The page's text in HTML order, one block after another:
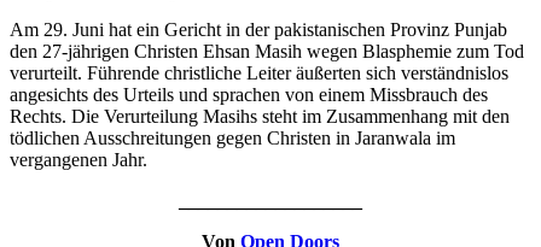
Am 29. Juni hat ein Gericht in der pakistanischen Provinz Punjab
den 27-jährigen Christen Ehsan Masih wegen Blasphemie zum Tod
verurteilt. Führende christliche Leiter äußerten sich verständnislos
angesichts des Urteils und sprachen von einem Missbrauch des
Rechts. Die Verurteilung Masihs steht im Zusammenhang mit den
tödlichen Ausschreitungen gegen Christen in Jaranwala im
vergangenen Jahr.
Von Open Doors